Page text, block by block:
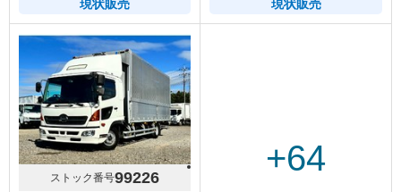
現状販売 現状販売
ストック番号99226
+64